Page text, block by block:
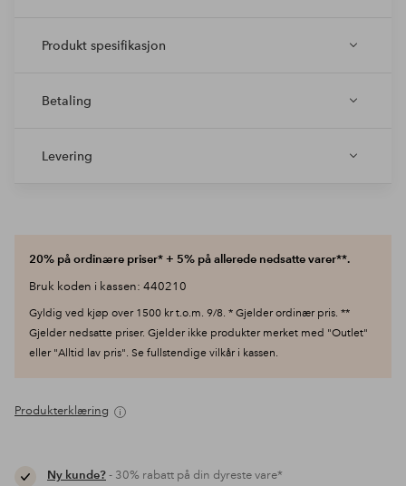
Produkt spesifikasjon
Betaling
Levering
20% på ordinære priser* + 5% på allerede nedsatte varer**.
Bruk koden i kassen: 440210
Gyldig ved kjøp over 1500 kr t.o.m. 9/8. * Gjelder ordinær pris. **
Gjelder nedsatte priser. Gjelder ikke produkter merket med "Outlet"
eller "Alltid lav pris". Se fullstendige vilkår i kassen.
Produkterklæring
Ny kunde?- 30% rabatt på din dyreste vare*